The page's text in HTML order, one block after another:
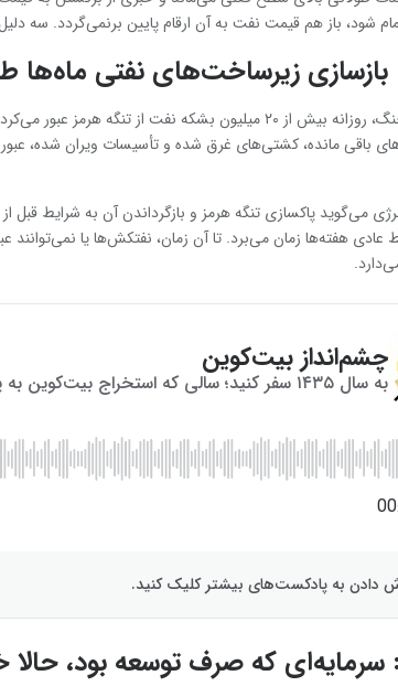
شود، باز هم قیمت نفت به آن ارقام پایین برنمی‌گردد. سه
بازسازی زیرساخت‌های نفتی
پیش از شروع جنگ، روزانه بیش از ۲۰ میلیون بشکه نفت
باقی مانده، کشتی‌های غرق شده و تأسیسات ویران شده،
می‌گوید پاکسازی تنگه هرمز و بازگرداندن آن به شرایط
هفته‌ها زمان می‌برد. تا آن زمان، نفتکش‌ها یا نمی‌توانند
چشم‌انداز بیت‌کوین
به سال ۱۴۳۵ سفر کنید؛ سالی که استخراج بیت‌کوین به پایان می‌رسد!
دادن به پادکست‌های بیشتر کلیک کنید.
سرمایه‌ای که صرف توسعه بود،